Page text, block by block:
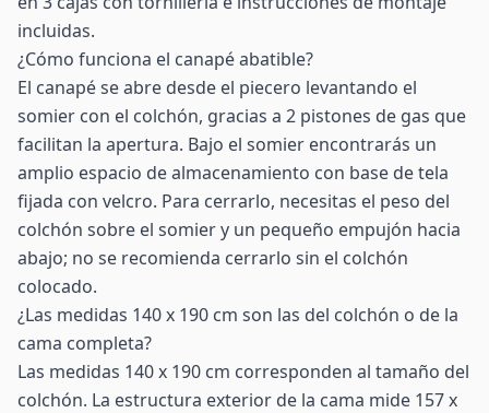
incluidas.
¿Cómo funciona el canapé abatible?
El canapé se abre desde el piecero levantando el
somier con el colchón, gracias a 2 pistones de gas que
facilitan la apertura. Bajo el somier encontrarás un
amplio espacio de almacenamiento con base de tela
fijada con velcro. Para cerrarlo, necesitas el peso del
colchón sobre el somier y un pequeño empujón hacia
abajo; no se recomienda cerrarlo sin el colchón
colocado.
¿Las medidas 140 x 190 cm son las del colchón o de la
cama completa?
Las medidas 140 x 190 cm corresponden al tamaño del
colchón. La estructura exterior de la cama mide 157 x